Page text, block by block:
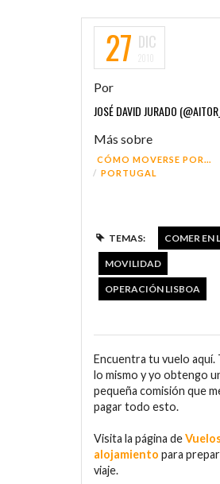
27 DIC
Por
JOSÉ DAVID JURADO
Más sobre
CÓMO MOVERSE POR...
PORTUGAL
TEMAS: COMER EN
MOVILIDAD
OPERACIÓN LISBOA
Encuentra tu vuelo aquí.
lo mismo y yo obtengo
pequeña comisión que
pagar todo esto.
Visita la página de
alojamiento para
viaje.